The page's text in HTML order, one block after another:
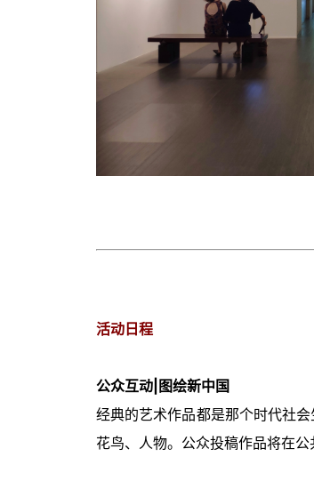
活动日程
公众互动|图绘新中国
经典的艺术作品都是那个时代社
花鸟、人物。公众投稿作品将在公